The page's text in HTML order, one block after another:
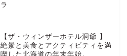
ラ
【ザ・ウィンザーホテル洞爺 】
絶景と美食とアクティビティを満
喫した北海道の年末年始。
TRAVEL